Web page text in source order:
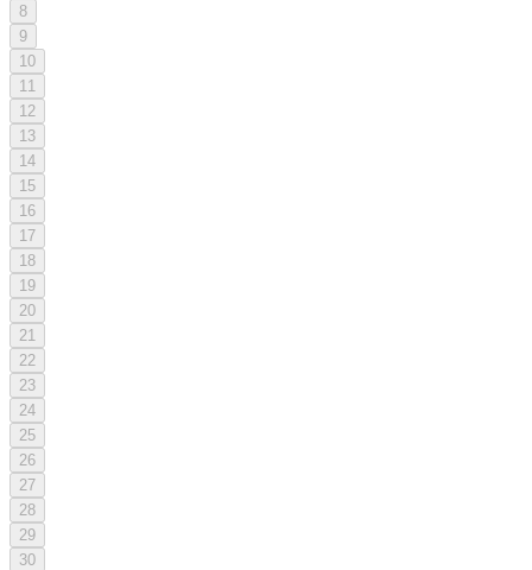
8
9
10
11
12
13
14
15
16
17
18
19
20
21
22
23
24
25
26
27
28
29
30